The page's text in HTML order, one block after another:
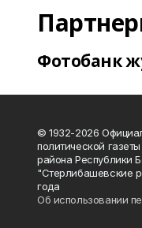
Фотобанк
© 1932-2026
политической
района Республики
"Стерлибашевские
года
Об использовании